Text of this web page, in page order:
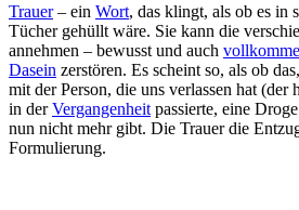
Trauer– ein Wort, das klingt, als ob es in
Tücher gehüllt wäre. Sie kann die
annehmen – bewusst und auch
Dasein zerstören. Es scheint so, als ob
mit der Person, die uns verlassen hat (der
in derVergangenheit passierte, eine
nun nicht mehr gibt. Die Trauer die
Formulierung.